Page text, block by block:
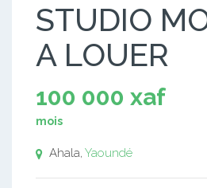
STUDIO
A LOUER
100 000 xaf
mois
Ahala, Yaoundé